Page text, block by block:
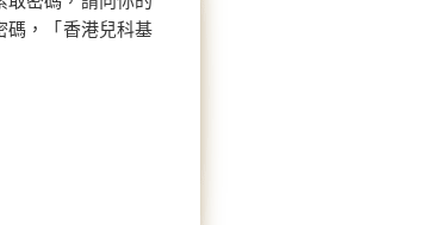
碼，「香港兒科基